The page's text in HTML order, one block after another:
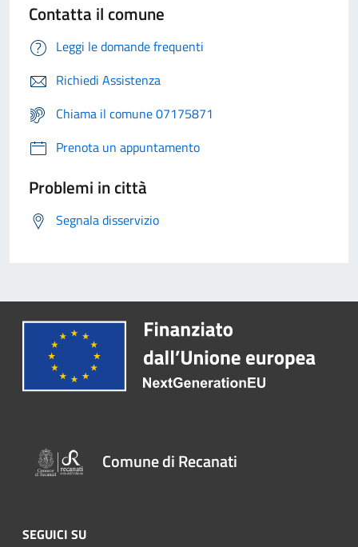
Contatta il comune
Leggi le domande frequenti
Richiedi Assistenza
Chiama il comune 07175871
Prenota un appuntamento
Problemi in città
Segnala disservizio
Comune di Recanati
SEGUICI SU